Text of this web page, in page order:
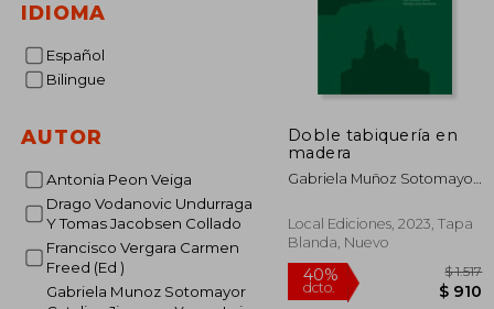
IDIOMA
Español
Bilingue
AUTOR
Antonia Peon Veiga
Drago Vodanovic Undurraga
Y Tomas Jacobsen Collado
Francisco Vergara Carmen
Freed (Ed )
Gabriela Munoz Sotomayor
Doble tabiquería en
madera
Gabriela Muñoz Sotomayor,
Luis Goldsack Jarpa,
Verónica Veas Brokering
Local Ediciones, 2023, Tapa
Blanda, Nuevo